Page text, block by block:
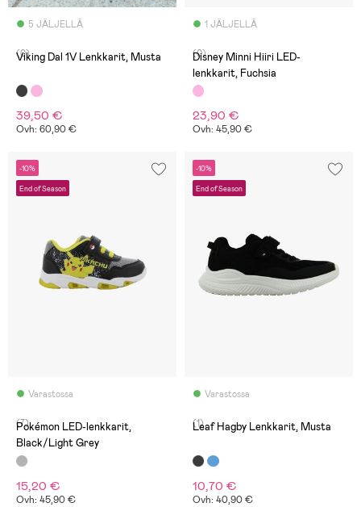
5 JÄLJELLÄ
(0)
Viking Dal 1V Lenkkarit, Musta
39,50 €
Ovh: 60,90 €
1 JÄLJELLÄ
(0)
Disney Minni Hiiri LED-
lenkkarit, Fuchsia
23,90 €
Ovh: 45,90 €
-10%
End of Season
Varastossa
(7)
Pokémon LED-lenkkarit,
Black/Light Grey
15,20 €
Ovh: 45,90 €
-10%
End of Season
Varastossa
(1)
Leaf Hagby Lenkkarit, Musta
10,70 €
Ovh: 40,90 €